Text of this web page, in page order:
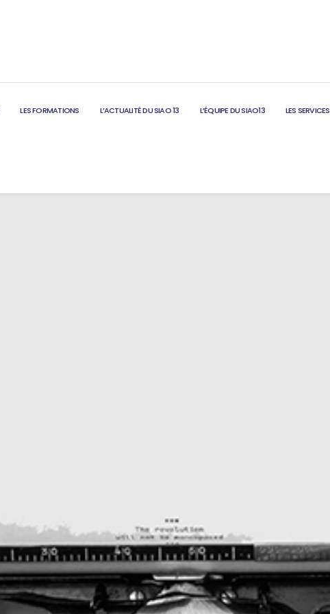
LES FORMATIONS L’ACTUALITÉ DU SIAO 13 L’ÉQUIPE DU SIAO13 LES SERVICES